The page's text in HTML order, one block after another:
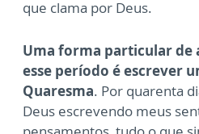
que clama por Deus.
Uma forma particular
esse período é escrever
Quaresma. Por quarenta
Deus escrevendo meus